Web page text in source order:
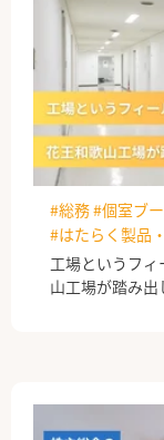
工場というフ
山工場が踏み
#総務#個室ブ
#はたらく製品